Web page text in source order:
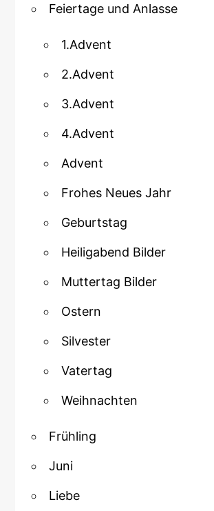
Feiertage und Anlasse
1.Advent
2.Advent
3.Advent
4.Advent
Advent
Frohes Neues Jahr
Geburtstag
Heiligabend Bilder
Muttertag Bilder
Ostern
Silvester
Vatertag
Weihnachten
Frühling
Juni
Liebe